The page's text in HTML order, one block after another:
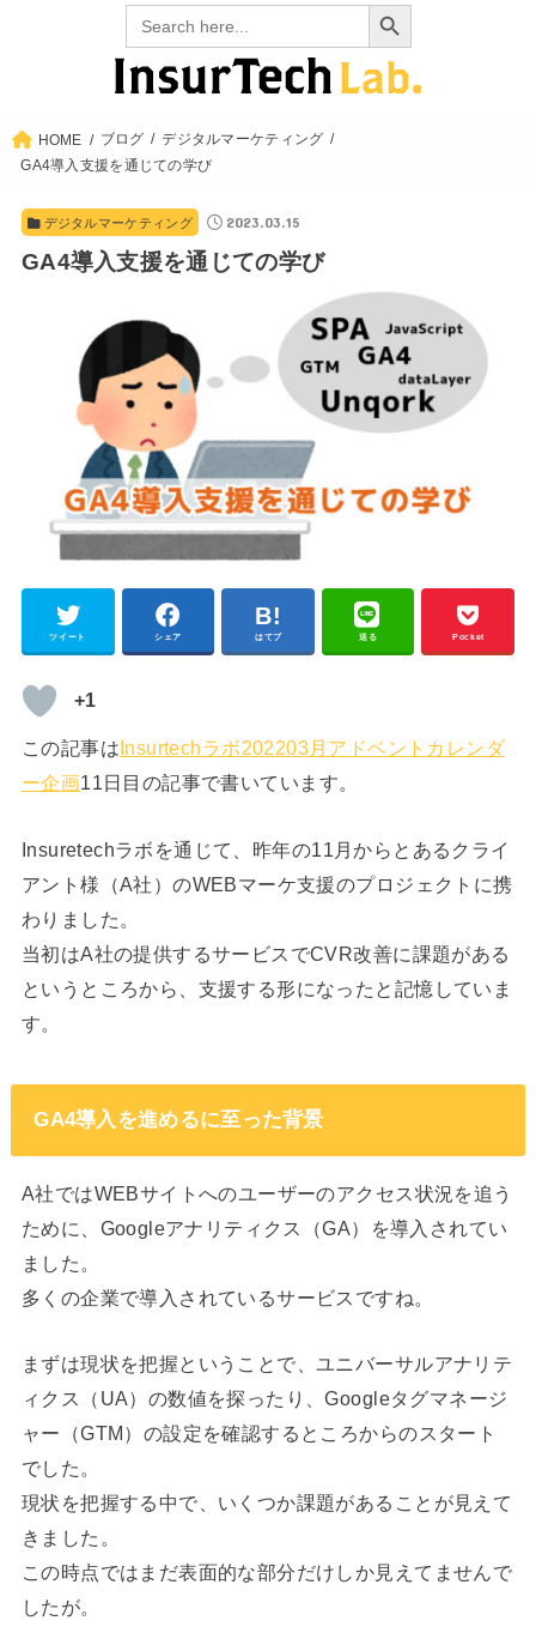
Search
for:
HOME ブログ
デジタルマーケティング
GA4導入支援を通じての学び
デジタルマーケティング 2023.03.15
GA4導入支援を通じての学び
ツイート シェア はてブ 送る Pocket
+1
この記事は Insurtechラボ202203月アドベントカレンダ
ー企画11日目の記事で書いています。
Insuretechラボを通じて、昨年の11月からとあるクライ
アント様（A社）のWEBマーケ支援のプロジェクトに携
わりました。
当初はA社の提供するサービスでCVR改善に課題がある
というところから、支援する形になったと記憶していま
す。
GA4導入を進めるに至った背景
A社ではWEBサイトへのユーザーのアクセス状況を追う
ために、Googleアナリティクス（GA）を導入されてい
ました。
多くの企業で導入されているサービスですね。
まずは現状を把握ということで、ユニバーサルアナリテ
ィクス（UA）の数値を探ったり、Googleタグマネージ
ャー（GTM）の設定を確認するところからのスタート
でした。
現状を把握する中で、いくつか課題があることが見えて
きました。
この時点ではまだ表面的な部分だけしか見えてませんで
したが。